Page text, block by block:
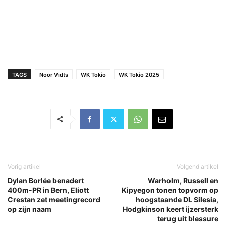
TAGS Noor Vidts WK Tokio WK Tokio 2025
Vorig artikel
Dylan Borlée benadert
400m-PR in Bern, Eliott
Crestan zet meetingrecord
op zijn naam
Volgend artikel
Warholm, Russell en
Kipyegon tonen topvorm op
hoogstaande DL Silesia,
Hodgkinson keert ijzersterk
terug uit blessure